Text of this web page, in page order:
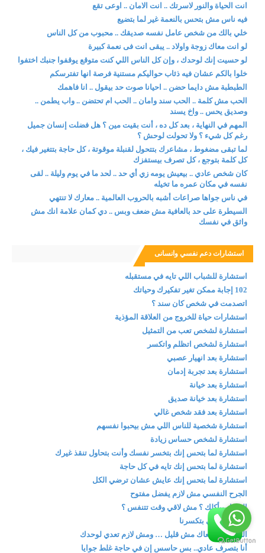
انت الحياة والنور لاسرتك .. انت الامان .. اوعى تقع
فيه ناس مش بتحس بالنعمة غير لما بتضيع
خلي بالك من شخص عامل نفسه صديقك .. محبوب من كل الناس
لو انت معاك زوجة واولاد .. يبقى انت فى نعمة كبيرة
لو حسيت إنك لوحدك ، وإن كل الناس اللي كنت متوقع يوقفوا جنبك اختفوا
خلوا بالكم عشان فيه ذئاب حواليكم مستنية فرصة انها تفترسكم
الطبطبة مش دايما حضن .. احيانا صوت حد بيقول .. انا فاهمك
الحب مش كلمة .. الحب سند وامان .. الحب ام تحتضن .. واب يطمن ..
وصديق يحس .. واخ يسند
المهم في النهاية ، بعد كل ده ، أنت بقيت مين ؟ هل فضلت إنسان جميل
رغم كل شيء ؟ ولا تحولت لوحش ؟
لما تبقى مضغوط ، مشاعرك بتتحول لقنبلة موقوتة ، كل حاجة بتتغير فيك ،
كل كلمة بتوجع ، كل تصرف بيستفزك
كان شخص عادي .. بيعيش يومه زي أي حد .. لحد ما في يوم وليلة .. لقى
نفسه في مكان عمره ما تخيله
في ناس جواها صراعات أشبه بالحروب العالمية .. معارك لا تنتهي
السيطرة على حد بالعافية مش ضعف وبس .. دي كمان علامة انك مش
واثق في نفسك
استشارات دعم نفسي وانسانى
استشارة للشباب اللي تايه في مستقبله
102 إجابة ممكن تغير تفكيرك وحياتك
اتصدمت في شخص كان سند ؟
استشارات حياة للخروج من العلاقة المؤذية
استشارة لشخص تعب من التمثيل
استشارة لشخص اتظلم واتكسر
استشارة بعد انهيار عصبي
استشارة بعد تجربة إدمان
استشارة بعد خيانة
استشارة بعد خيانة صديق
استشارة بعد فقد شخص غالي
استشارة شخصية للناس اللي مش بيحبوا نفسهم
استشارة لشخص حساس زيادة
استشارة لما بتحس إنك بتخسر نفسك وأنت بتحاول تنقذ غيرك
استشارة لما بتحس إنك تايه في كل حاجة
استشارة لما بتحس إنك عايش عشان ترضي الكل
الجرح النفسي مش لازم يفضل مفتوح
الشغل بيأكلك ؟ مش لاقي وقت تتنفس ؟
العلاقات اللي بتكسرنا
اللي حصل معاك مش قليل … ومش لازم تعدي لوحدك
أنا بتصرف عادي.. بس حاسس إن في حاجة غلط جوايا